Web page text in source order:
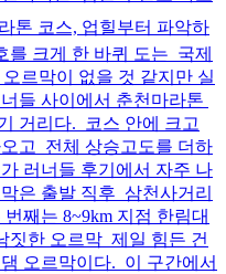
톤 코스, 업힐부터 파악하
를 크게 한 바퀴 도는 국제
르막이 없을 것 같지만 실
들 사이에서 춘천마라톤
거리다. 코스 안에 크고
고 전체 상승고도를 더하
러너들 후기에서 자주 나
은 출발 직후 삼천사거리
째는 8~9km 지점 한림대
짓한 오르막 제일 힘든 건
오르막이다. 이 구간에서